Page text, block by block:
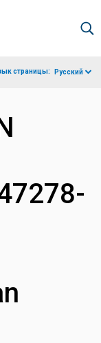
страницы: Русский